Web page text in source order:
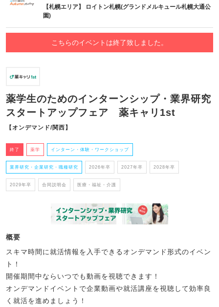
【札幌エリア】 ロイトン札幌(グランドメルキュール札幌大通公
園)
こちらのイベントは終了致しました。
薬学生のためのインターンシップ・業界研究
スタートアップフェア 薬キャリ1st
【オンデマンド/関西】
終了 薬学 インターン・体験・ワークショップ
業界研究・企業研究・職種研究 2026年卒 2027年卒 2028年卒
2029年卒 合同説明会 医療・福祉・介護
概要
スキマ時間に就活情報を入手できるオンデマンド形式のイベン
ト！
開催期間中ならいつでも動画を視聴できます！
オンデマンドイベントで企業動画や就活講座を視聴して効率良
く就活を進めましょう！